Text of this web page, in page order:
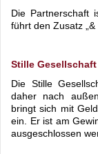
Die Partnerschaft
führt den Zusatz „&
Stille Gesellschaft
Die Stille
daher nach
bringt sich mit
ein. Er ist am
ausgeschlossen